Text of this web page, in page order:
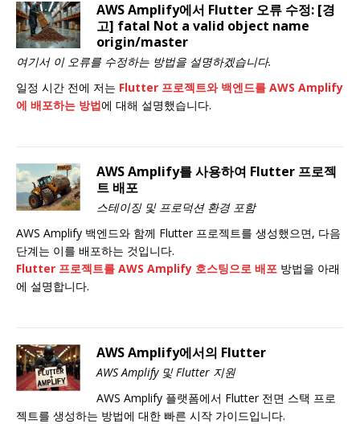
AWS Amplify에서 Flutter 오류 수정: [경
고] fatal Not a valid object name
origin/master
여기서 이 오류를 수정하는 방법을 설명하겠습니다.
일정 시간 전에 저는 Flutter 프로젝트와 백엔드를 AWS Amplify
에 배포하는 방법에 대해 설명했습니다.
AWS Amplify를 사용하여 Flutter 프로젝
트 배포
스테이징 및 프로덕션 환경 포함
AWS Amplify 백엔드와 함께 Flutter 프로젝트를 생성했으면, 다음
단계는 이를 배포하는 것입니다.
Flutter 프로젝트를 AWS Amplify 호스팅으로 배포 방법을 아래
에 설명합니다.
AWS Amplify에서의 Flutter
AWS Amplify 및 Flutter 지원
AWS Amplify 플랫폼에서 Flutter 전면 스택 프로
젝트를 생성하는 방법에 대한 빠른 시작 가이드입니다.